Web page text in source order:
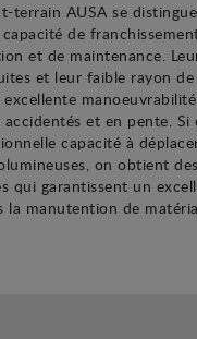
terrain AUSA se
de
et de maintenance.
et leur faible rayon de
et en pente. Si
capacité à
on obtient
qui garantissent un
la manutention de